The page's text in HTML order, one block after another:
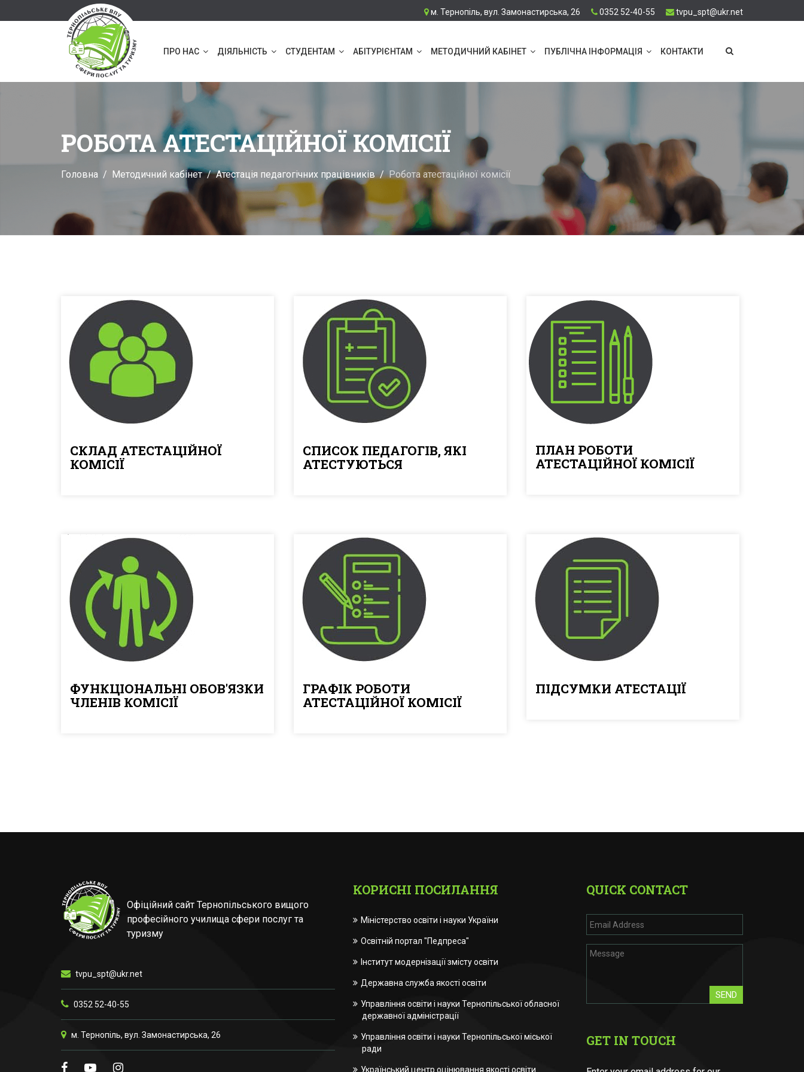
м. Тернопіль, вул. Замонастирська, 26 0352 52-40-55 tvpu_spt@ukr.net
ПРО НАС ДІЯЛЬНІСТЬ СТУДЕНТАМ АБІТУРІЄНТАМ МЕТОДИЧНИЙ КАБІНЕТ ПУБЛІЧНА ІНФОРМАЦІЯ КОНТАКТИ
РОБОТА АТЕСТАЦІЙНОЇ КОМІСІЇ
Головна Методичний кабінет Атестація педагогічних працівників Робота атестаційної комісії
СКЛАД АТЕСТАЦІЙНОЇ
КОМІСІЇ
СПИСОК ПЕДАГОГІВ, ЯКІ
АТЕСТУЮТЬСЯ
ПЛАН РОБОТИ
АТЕСТАЦІЙНОЇ КОМІСІЇ
ФУНКЦІОНАЛЬНІ ОБОВ'ЯЗКИ
ЧЛЕНІВ КОМІСІЇ
ГРАФІК РОБОТИ
АТЕСТАЦІЙНОЇ КОМІСІЇ
ПІДСУМКИ АТЕСТАЦІЇ
Офіційний сайт Тернопільського вищого
професійного училища сфери послуг та
туризму
tvpu_spt@ukr.net
0352 52-40-55
м. Тернопіль, вул. Замонастирська, 26
КОРИСНІ ПОСИЛАННЯ
Міністерство освіти і науки України
Освітній портал "Педпреса"
Інститут модернізації змісту освіти
Державна служба якості освіти
Управління освіти і науки Тернопільської обласної
державної адміністрації
Управління освіти і науки Тернопільської міської
ради
Український центр оцінювання якості освіти
QUICK CONTACT
SEND
GET IN TOUCH